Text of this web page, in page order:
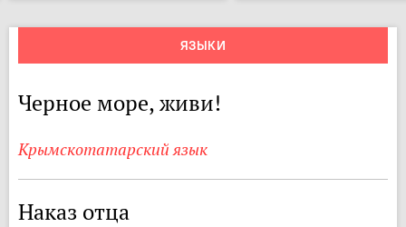
ЯЗЫКИ
Черное море, живи!
Крымскотатарский язык
Наказ отца